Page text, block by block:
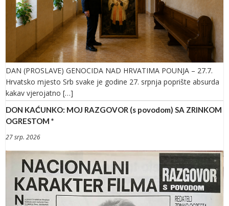
DAN (PROSLAVE) GENOCIDA NAD HRVATIMA POUNJA – 27.7.
Hrvatsko mjesto Srb svake je godine 27. srpnja poprište absurda
kakav vjerojatno […]
DON KAĆUNKO: MOJ RAZGOVOR (s povodom) SA ZRINKOM
OGRESTOM *
27 srp. 2026